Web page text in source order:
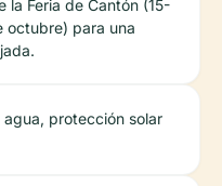
la Feria de Cantón (15-
octubre) para una
protección solar